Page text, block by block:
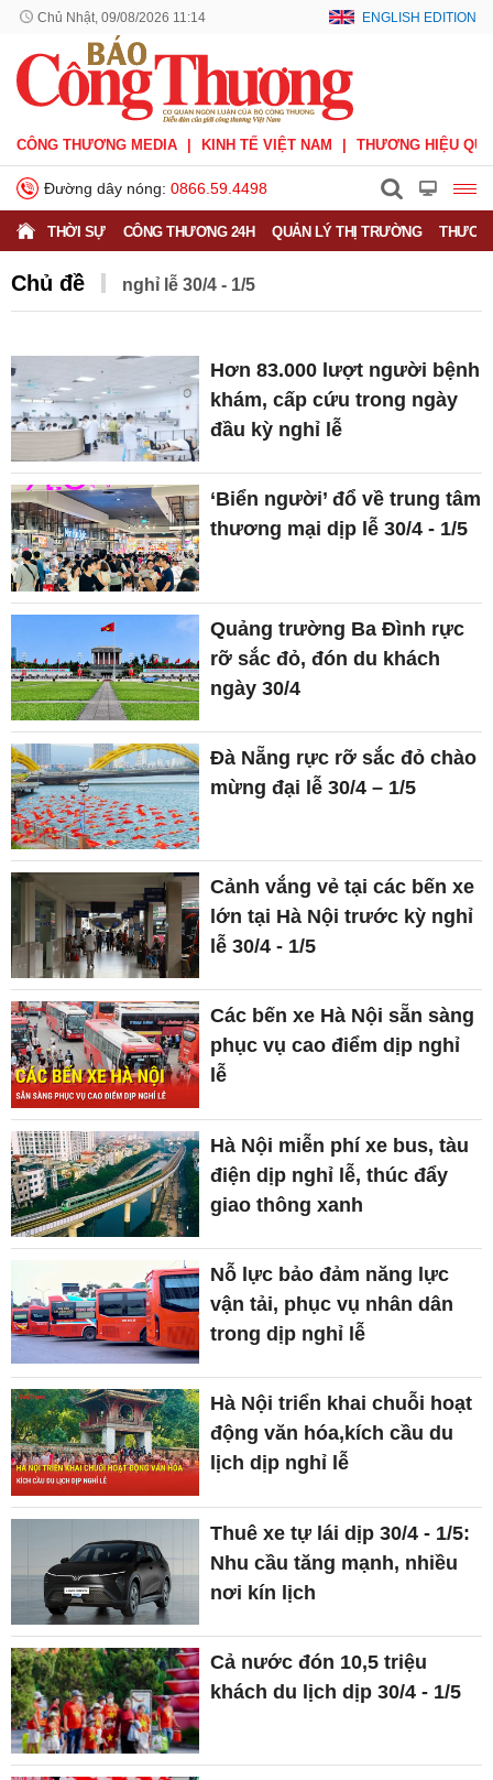
Chủ Nhật, 09/08/2026 11:14 ENGLISH EDITION
CÔNG THƯƠNG MEDIA KINH TẾ VIỆT NAM THƯƠNG HIỆU
Đường dây nóng: 0866.59.4498
THỜI SỰ CÔNG THƯƠNG 24H QUẢN LÝ THỊ TRƯỜNG
Chủ đề nghỉ lễ 30/4 - 1/5
Hơn 83.000 lượt người bệnh
khám, cấp cứu trong ngày
đầu kỳ nghỉ lễ
‘Biển người’ đổ về trung tâm
thương mại dịp lễ 30/4 - 1/5
Quảng trường Ba Đình rực
rỡ sắc đỏ, đón du khách
ngày 30/4
Đà Nẵng rực rỡ sắc đỏ chào
mừng đại lễ 30/4 – 1/5
Cảnh vắng vẻ tại các bến xe
lớn tại Hà Nội trước kỳ nghỉ
lễ 30/4 - 1/5
Các bến xe Hà Nội sẵn sàng
phục vụ cao điểm dịp nghỉ
lễ
Hà Nội miễn phí xe bus, tàu
điện dịp nghỉ lễ, thúc đẩy
giao thông xanh
Nỗ lực bảo đảm năng lực
vận tải, phục vụ nhân dân
trong dịp nghỉ lễ
Hà Nội triển khai chuỗi hoạt
động văn hóa,kích cầu du
lịch dịp nghỉ lễ
Thuê xe tự lái dịp 30/4 - 1/5:
Nhu cầu tăng mạnh, nhiều
nơi kín lịch
Cả nước đón 10,5 triệu
khách du lịch dịp 30/4 - 1/5